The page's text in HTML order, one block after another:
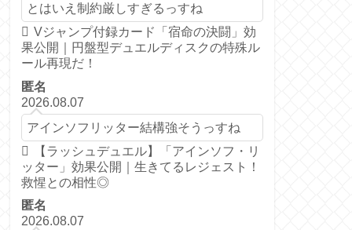
とはいえ制約厳しすぎるっすね
Vジャンプ付録カード「宿命の決闘」効
果公開｜円盤型デュエルディスクの特殊ル
ール再現だ！
匿名
2026.08.07
アインソフリッター結構強そうっすね
【ラッシュデュエル】「アインソフ・リ
ッター」効果公開｜生きてるレジェスト！
救惺との相性◎
匿名
2026.08.07